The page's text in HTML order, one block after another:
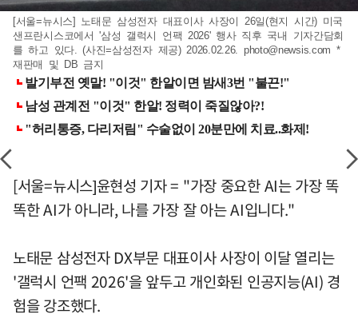
[서울=뉴시스] 노태문 삼성전자 대표이사 사장이 26일(현지 시간) 미국
샌프란시스코에서 '삼성 갤럭시 언팩 2026' 행사 직후 국내 기자간담회
를 하고 있다. (사진=삼성전자 제공) 2026.02.26. photo@newsis.com *
재판매 및 DB 금지
[서울=뉴시스]윤현성 기자 = "가장 중요한 AI는 가장 똑
똑한 AI가 아니라, 나를 가장 잘 아는 AI입니다."
노태문 삼성전자 DX부문 대표이사 사장이 이달 열리는
'갤럭시 언팩 2026'을 앞두고 개인화된 인공지능(AI) 경
험을 강조했다.